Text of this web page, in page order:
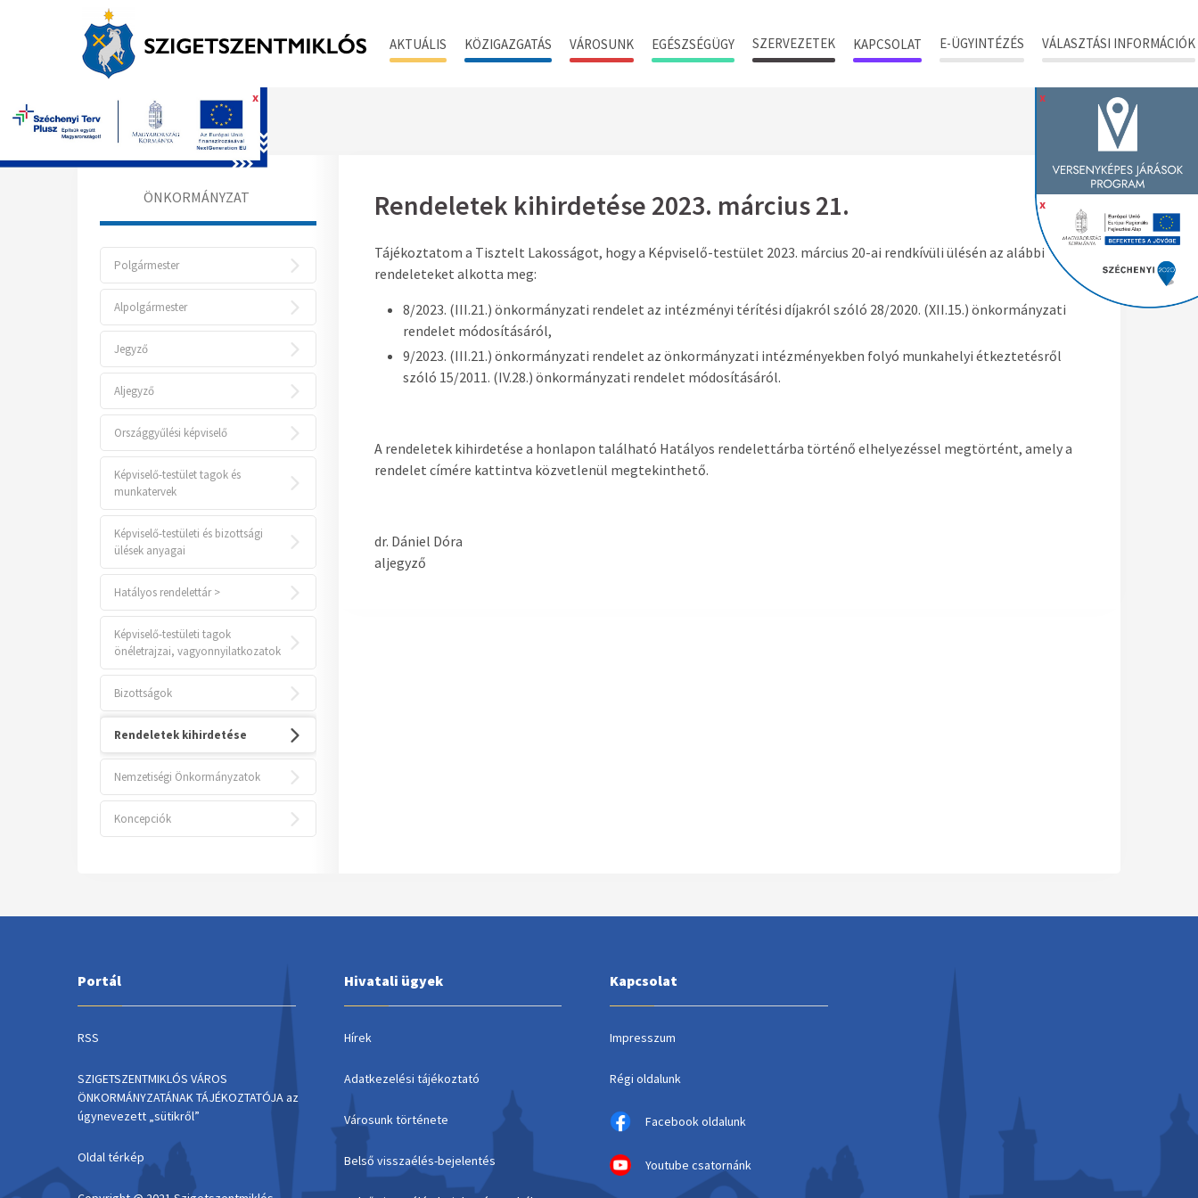
AKTUÁLIS KÖZIGAZGATÁS VÁROSUNK EGÉSZSÉGÜGY SZERVEZETEK KAPCSOLAT E-ÜGYINTÉZÉS VÁLASZTÁSI INFORMÁCIÓK
x
x
x
Főoldal
ÖNKORMÁNYZAT
Polgármester
Alpolgármester
Jegyző
Aljegyző
Országgyűlési képviselő
Képviselő-testület tagok és
munkatervek
Képviselő-testületi és bizottsági
ülések anyagai
Hatályos rendelettár >
Képviselő-testületi tagok
önéletrajzai, vagyonnyilatkozatok
Bizottságok
Rendeletek kihirdetése
Nemzetiségi Önkormányzatok
Koncepciók
Rendeletek kihirdetése 2023. március 21.
Tájékoztatom a Tisztelt Lakosságot, hogy a Képviselő-testület 2023. március 20-ai rendkívüli ülésén az alábbi
rendeleteket alkotta meg:
8/2023. (III.21.) önkormányzati rendelet az intézményi térítési díjakról szóló 28/2020. (XII.15.) önkormányzati
rendelet módosításáról,
9/2023. (III.21.) önkormányzati rendelet az önkormányzati intézményekben folyó munkahelyi étkeztetésről
szóló 15/2011. (IV.28.) önkormányzati rendelet módosításáról.
A rendeletek kihirdetése a honlapon található Hatályos rendelettárba történő elhelyezéssel megtörtént, amely a
rendelet címére kattintva közvetlenül megtekinthető.
dr. Dániel Dóra
aljegyző
Portál
RSS
SZIGETSZENTMIKLÓS VÁROS
ÖNKORMÁNYZATÁNAK TÁJÉKOZTATÓJA az
úgynevezett „sütikről”
Oldal térkép
Hivatali ügyek
Hírek
Adatkezelési tájékoztató
Városunk története
Belső visszaélés-bejelentés
Kapcsolat
Impresszum
Régi oldalunk
Facebook oldalunk
Youtube csatornánk